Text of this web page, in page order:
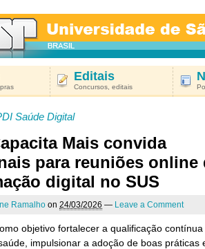
Editais
Concursos, editais
Saúde Digital
Mais convida
para reuniões online
digital no SUS
Ramalho on 24/03/2026 — Leave a Comment
objetivo fortalecer a qualificação contínua
impulsionar a adoção de boas práticas